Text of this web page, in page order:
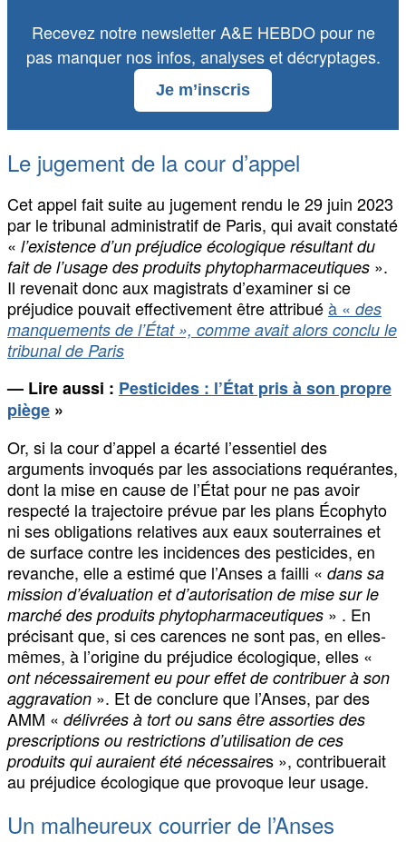
Recevez notre newsletter A&E HEBDO pour ne
pas manquer nos infos, analyses et décryptages.
Je m’inscris
Le jugement de la cour d’appel
Cet appel fait suite au jugement rendu le 29 juin 2023
par le tribunal administratif de Paris, qui avait constaté
« l’existence d’un préjudice écologique résultant du
fait de l’usage des produits phytopharmaceutiques ».
Il revenait donc aux magistrats d’examiner si ce
préjudice pouvait effectivement être attribuéà « des
manquements de l’État », comme avait alors conclu le
tribunal de Paris
— Lire aussi : Pesticides : l’État pris à son propre
piège »
Or, si la cour d’appel a écarté l’essentiel des
arguments invoqués par les associations requérantes,
dont la mise en cause de l’État pour ne pas avoir
respecté la trajectoire prévue par les plans Écophyto
ni ses obligations relatives aux eaux souterraines et
de surface contre les incidences des pesticides, en
revanche, elle a estimé que l’Anses a failli « dans sa
mission d’évaluation et d’autorisation de mise sur le
marché des produits phytopharmaceutiques » . En
précisant que, si ces carences ne sont pas, en elles-
mêmes, à l’origine du préjudice écologique, elles «
ont nécessairement eu pour effet de contribuer à son
aggravation ». Et de conclure que l’Anses, par des
AMM « délivrées à tort ou sans être assorties des
prescriptions ou restrictions d’utilisation de ces
produits qui auraient été nécessaires », contribuerait
au préjudice écologique que provoque leur usage.
Un malheureux courrier de l’Anses